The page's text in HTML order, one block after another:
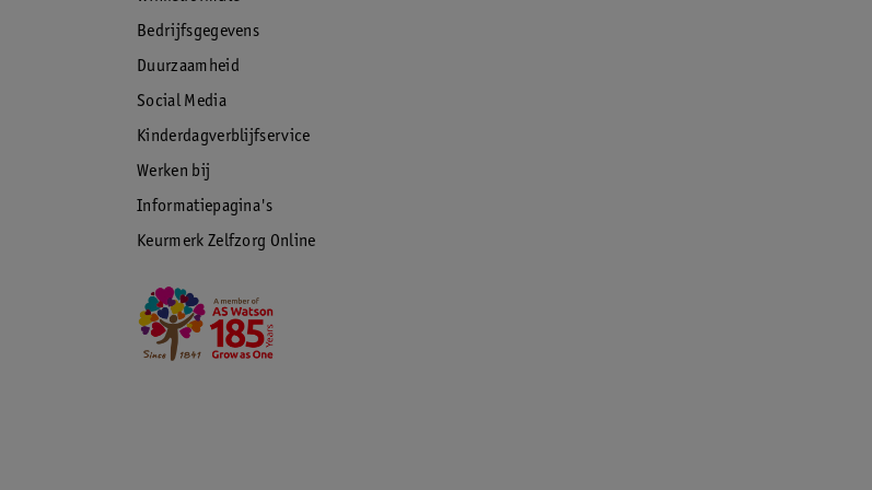
Bedrijfsgegevens
Duurzaamheid
Social Media
Kinderdagverblijfservice
Werken bij
Informatiepagina's
Keurmerk Zelfzorg Online